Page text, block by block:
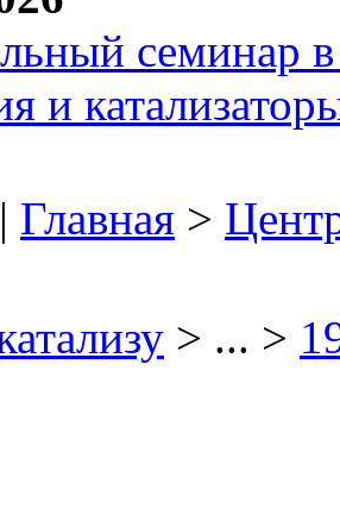
семинар в
и
| Главная >
> ... >